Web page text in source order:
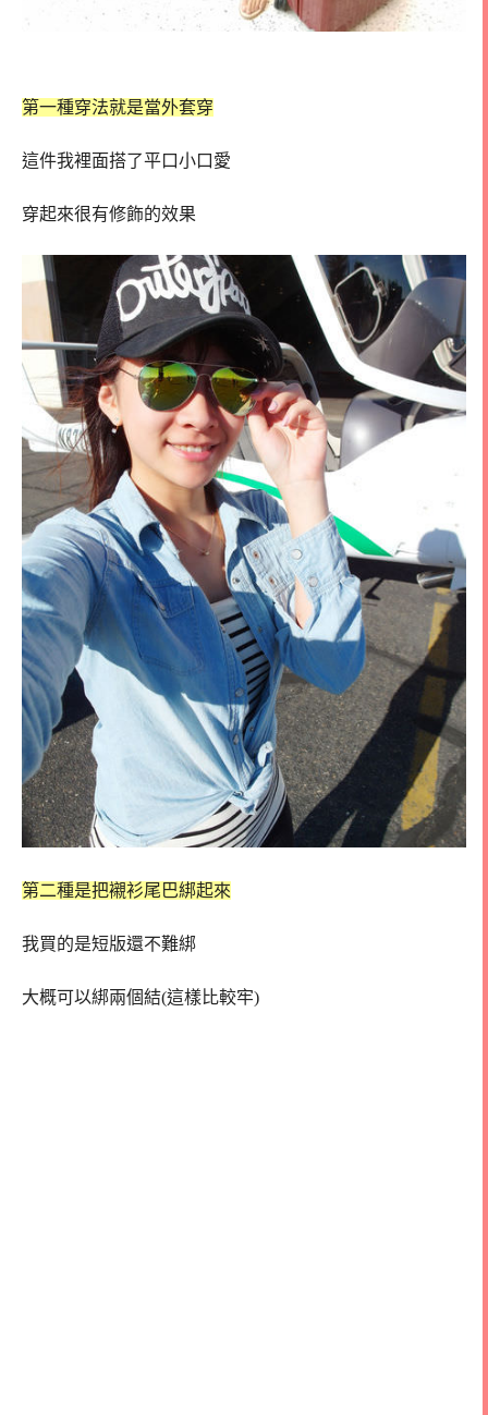
第一種穿法就是當外套穿
這件我裡面搭了平口小口愛
穿起來很有修飾的效果
第二種是把襯衫尾巴綁起來
我買的是短版還不難綁
大概可以綁兩個結(這樣比較牢)